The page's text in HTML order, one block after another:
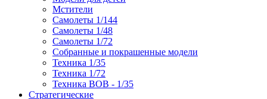
Мстители
Самолеты 1/144
Самолеты 1/48
Самолеты 1/72
Собранные и покрашенные модели
Техника 1/35
Техника 1/72
Техника ВОВ - 1/35
Стратегические